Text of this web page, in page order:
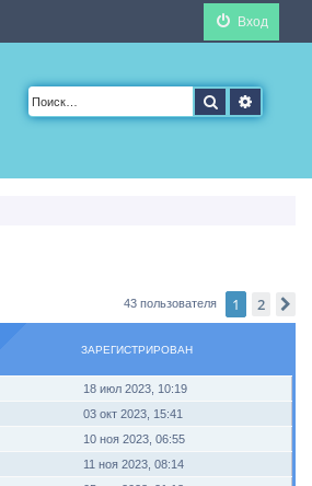
Вход
Поиск
43 пользователя 1 2
ЗАРЕГИСТРИРОВАН
18 июл 2023, 10:19
03 окт 2023, 15:41
10 ноя 2023, 06:55
11 ноя 2023, 08:14